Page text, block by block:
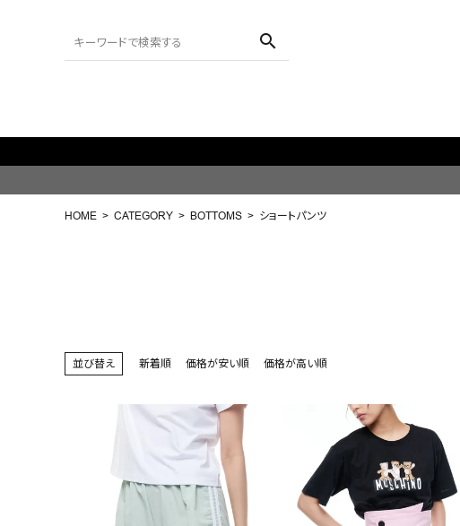
search
CATEGORY
HOME CATEGORY BOTTOMS ショートパンツ
並び替え 新着順 価格が安い順 価格が高い順